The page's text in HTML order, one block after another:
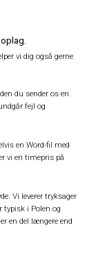
vi dig også gerne
du sender os en
fejl og
en Word-fil med
vi en timepris på
Vi leverer tryksager
typisk i Polen og
en del længere end